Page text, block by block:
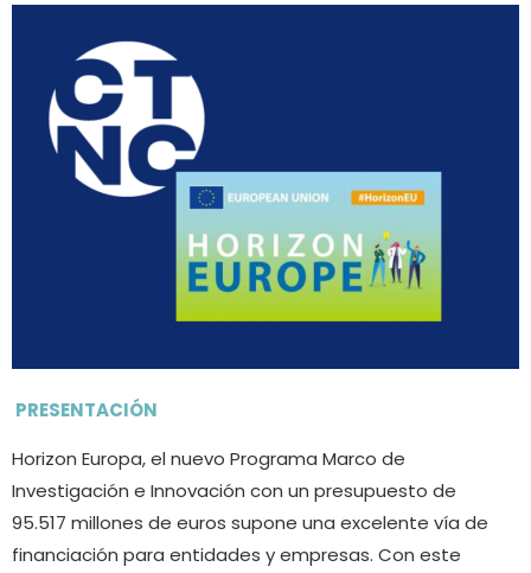
PRESENTACIÓN
Horizon Europa, el nuevo Programa Marco de
Investigación e Innovación con un presupuesto de
95.517 millones de euros supone una excelente vía de
financiación para entidades y empresas. Con este